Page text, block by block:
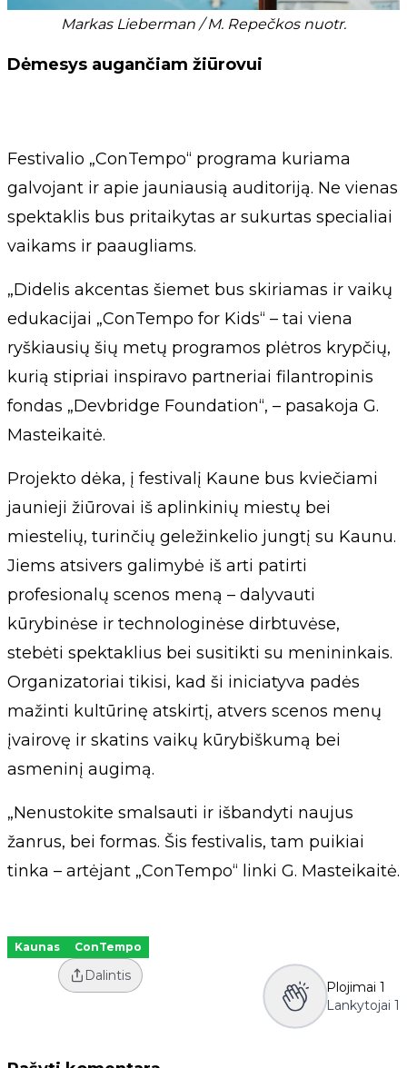
Markas Lieberman / M. Repečkos nuotr.
Dėmesys augančiam žiūrovui
Festivalio „ConTempo“ programa kuriama
galvojant ir apie jauniausią auditoriją. Ne vienas
spektaklis bus pritaikytas ar sukurtas specialiai
vaikams ir paaugliams.
„Didelis akcentas šiemet bus skiriamas ir vaikų
edukacijai „ConTempo for Kids“ – tai viena
ryškiausių šių metų programos plėtros krypčių,
kurią stipriai inspiravo partneriai filantropinis
fondas „Devbridge Foundation“, – pasakoja G.
Masteikaitė.
Projekto dėka, į festivalį Kaune bus kviečiami
jaunieji žiūrovai iš aplinkinių miestų bei
miestelių, turinčių geležinkelio jungtį su Kaunu.
Jiems atsivers galimybė iš arti patirti
profesionalų scenos meną – dalyvauti
kūrybinėse ir technologinėse dirbtuvėse,
stebėti spektaklius bei susitikti su menininkais.
Organizatoriai tikisi, kad ši iniciatyva padės
mažinti kultūrinę atskirtį, atvers scenos menų
įvairovę ir skatins vaikų kūrybiškumą bei
asmeninį augimą.
„Nenustokite smalsauti ir išbandyti naujus
žanrus, bei formas. Šis festivalis, tam puikiai
tinka – artėjant „ConTempo“ linki G. Masteikaitė.
Kaunas ConTempo
Dalintis
Plojimai 1
Lankytojai 1